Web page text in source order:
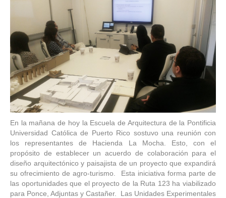
plan
de
y
paisajista
para
la
Mocha
En la mañana de hoy la Escuela de Arquitectura de la Pontificia
Universidad Católica de Puerto Rico sostuvo una reunión con
los representantes de Hacienda La Mocha. Esto, con el
propósito de establecer un acuerdo de colaboración para el
diseño arquitectónico y paisajista de un proyecto que expandirá
su ofrecimiento de agro-turismo. Esta iniciativa forma parte de
las oportunidades que el proyecto de la Ruta 123 ha viabilizado
para Ponce, Adjuntas y Castañer. Las Unidades Experimentales